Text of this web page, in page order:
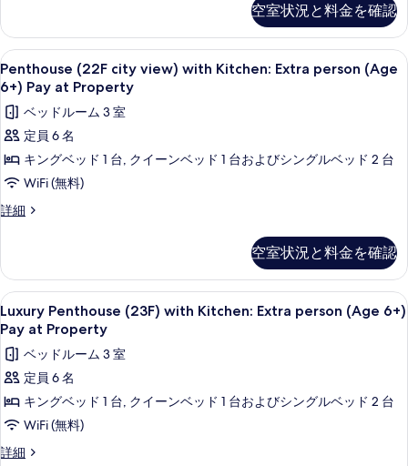
す
る
6-
year-
old)
Will
Be
Charged
Upon
Check-
in
の
べ
て
の
写
真
を
表
示
す
With
Kitchen
3~13floor:Extra
Person
(over
6-
year-
Will
Be
Upon
詳
細
空室状況と料金を確認
Penthouse
(22F
city
view)
with
Kitchen:
Extra
person
Pay
at
Property
の
す
べ
て
の
写
8
Penthouse (22F city view) with Kitchen: Extra person (Age
6+) Pay at Property
ベッドルーム 3 室
定員 6 名
キングベッド 1 台, クイーンベッド 1 台およびシングルベッド 2 台
WiFi (無料)
詳細
Penthouse
with
Kitchen:
Extra
person
(Age
6+)
Pay
Property
の
細
空室状況と料金を確認
Luxury
Penthouse
(23F)
with
Kitchen:
Extra
person
(Age
14
Luxury Penthouse (23F) with Kitchen: Extra person (Age 6+)
Pay at Property
ベッドルーム 3 室
定員 6 名
キングベッド 1 台, クイーンベッド 1 台およびシングルベッド 2 台
WiFi (無料)
詳細
Luxury